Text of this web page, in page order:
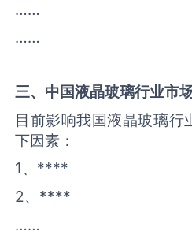
……
……
三、中国液晶玻璃行业市
目前影响我国液晶玻璃行
下因素：
1、****
2、****
……